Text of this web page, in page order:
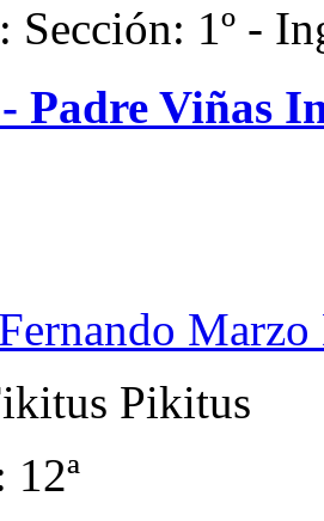
Sección: 1º -
Padre Viñas
Fernando Marzo
Pikitus
12ª